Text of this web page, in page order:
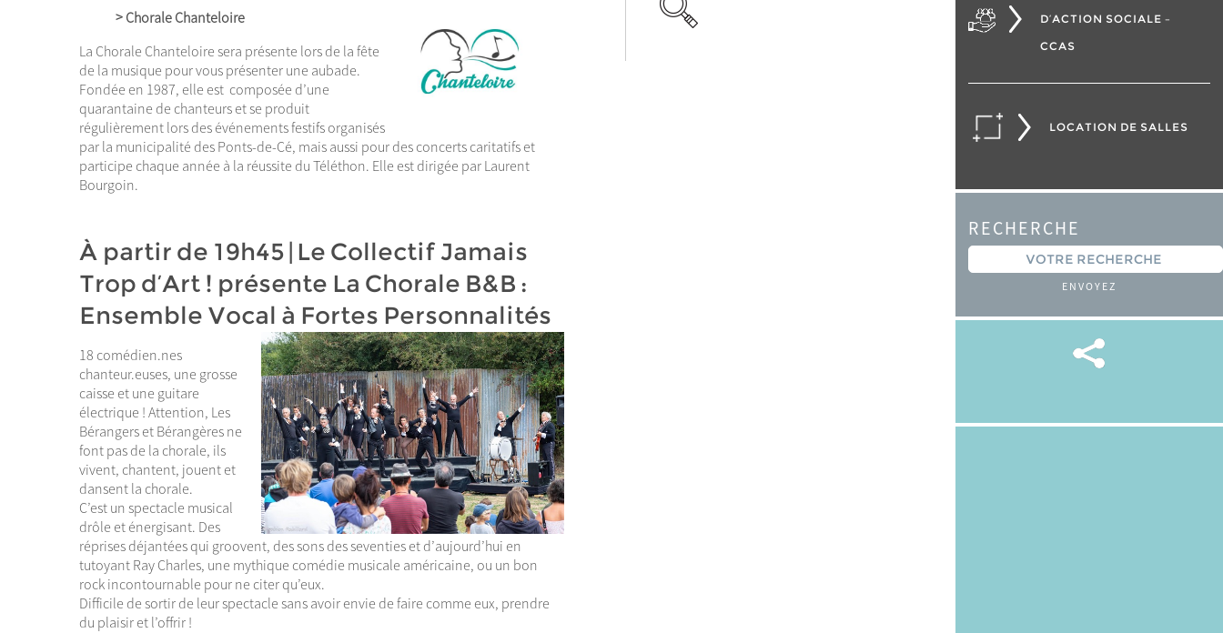
> Chorale Chanteloire
La Chorale Chanteloire sera présente lors de la fête
de la musique pour vous présenter une aubade.
Fondée en 1987, elle est composée d’une
quarantaine de chanteurs et se produit
régulièrement lors des événements festifs organisés
par la municipalité des Ponts-de-Cé, mais aussi pour des concerts caritatifs et
participe chaque année à la réussite du Téléthon. Elle est dirigée par Laurent
Bourgoin.
À partir de 19h45 | Le Collectif Jamais
Trop d’Art ! présente La Chorale B&B :
Ensemble Vocal à Fortes Personnalités
18 comédien.nes
chanteur.euses, une grosse
caisse et une guitare
électrique ! Attention, Les
Bérangers et Bérangères ne
font pas de la chorale, ils
vivent, chantent, jouent et
dansent la chorale.
C’est un spectacle musical
drôle et énergisant. Des
réprises déjantées qui groovent, des sons des seventies et d’aujourd’hui en
tutoyant Ray Charles, une mythique comédie musicale américaine, ou un bon
rock incontournable pour ne citer qu’eux.
Difficile de sortir de leur spectacle sans avoir envie de faire comme eux, prendre
du plaisir et l’offrir !
D’ACTION SOCIALE –
CCAS
LOCATION DE SALLES
RECHERCHE
ENVOYEZ